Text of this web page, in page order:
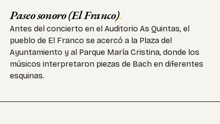
Paseo sonoro (El Franco).
Antes del concierto en el Auditorio As Quintas, el
pueblo de El Franco se acercó a la Plaza del
Ayuntamiento y al Parque María Cristina, donde los
músicos interpretaron piezas de Bach en diferentes
esquinas.